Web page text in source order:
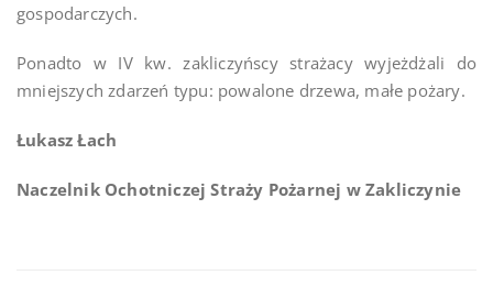
gospodarczych.
Ponadto w IV kw. zakliczyńscy strażacy wyjeżdżali do
mniejszych zdarzeń typu: powalone drzewa, małe pożary.
Łukasz Łach
Naczelnik Ochotniczej Straży Pożarnej w Zakliczynie